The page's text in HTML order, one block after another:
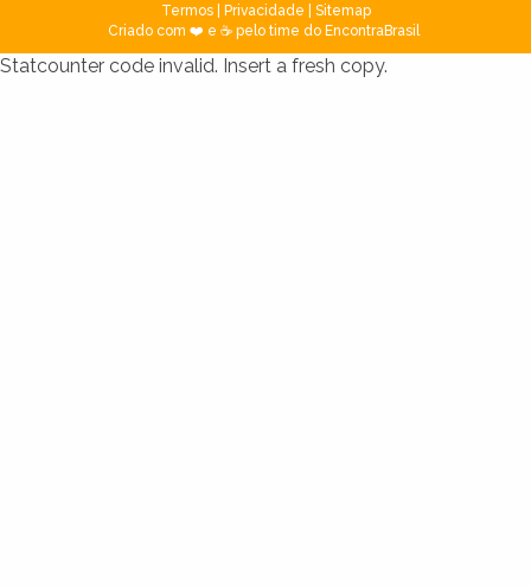
Termos| Privacidade
Sitemap
Criado com ❤️ e ☕ pelo time do EncontraBrasil
Statcounter code invalid. Insert a fresh copy.